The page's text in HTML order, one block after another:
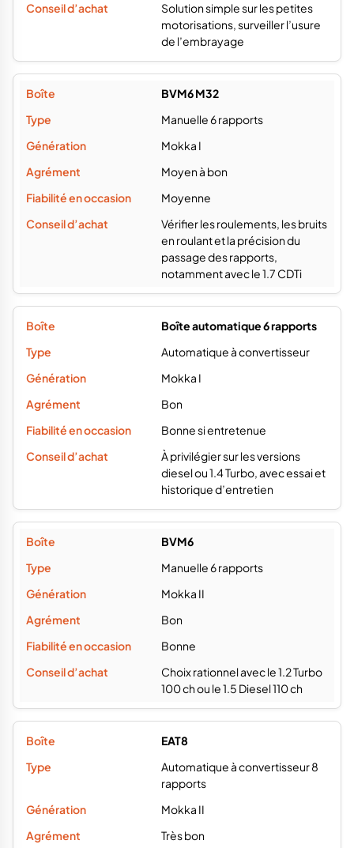
Solution simple sur les petites
motorisations, surveiller l’usure
de l’embrayage
BVM6 M32
Manuelle 6 rapports
Mokka I
Moyen à bon
Moyenne
Vérifier les roulements, les bruits
en roulant et la précision du
passage des rapports,
notamment avec le 1.7 CDTi
Boîte automatique 6 rapports
Automatique à convertisseur
Mokka I
Bon
Bonne si entretenue
À privilégier sur les versions
diesel ou 1.4 Turbo, avec essai et
historique d’entretien
BVM6
Manuelle 6 rapports
Mokka II
Bon
Bonne
Choix rationnel avec le 1.2 Turbo
100 ch ou le 1.5 Diesel 110 ch
EAT8
Automatique à convertisseur 8
rapports
Mokka II
Très bon